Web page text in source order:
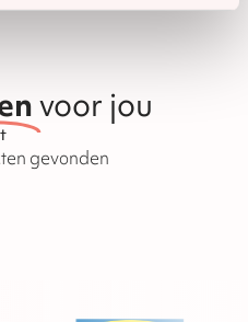
tijd om producten na te
is ook te vinden op onze
voor jou
gevonden